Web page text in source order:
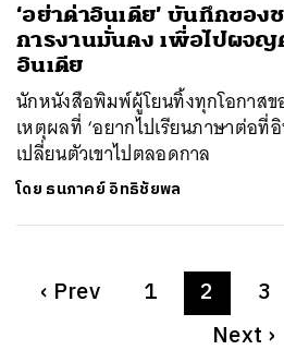
‘อย่าด่าอินเดีย’ บันทึกของ
การงานมั่นคง เพื่อไปผจญ
อินเดีย
นักหนังสือพิมพ์ผู้โยนทิ้งทุกโอกาสข
เหตุผลที่ ‘อยากไปเรียนภาษาต่อที่
เปลี่ยนตัวเขาไปตลอดกาล
โดย ธนภาคย์ อิทธิชัยพล
‹ Prev 1 2 3
Next ›